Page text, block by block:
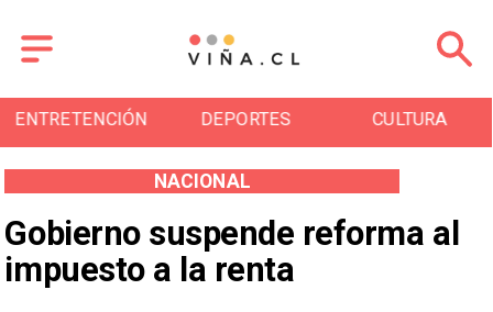
ENTRETENCIÓN DEPORTES CULTURA
Gobierno suspende reforma al
impuesto a la renta
NACIONAL